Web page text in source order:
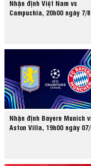
Nhận định Việt Nam vs
Campuchia, 20h00 ngày 7/8
Nhận định Bayern Munich
Aston Villa, 19h00 ngày